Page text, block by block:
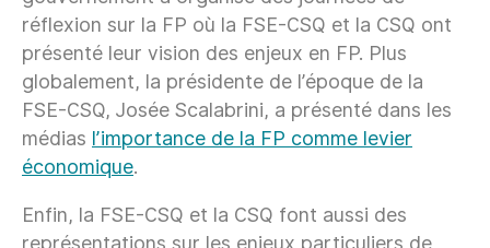
réflexion sur la FP où la FSE-CSQ et la CSQ ont
présenté leur vision des enjeux en FP. Plus
globalement, la présidente de l’époque de la
FSE-CSQ, Josée Scalabrini, a présenté dans les
médias l’importance de la FP comme levier
économique.
Enfin, la FSE-CSQ et la CSQ font aussi des
représentations sur les enjeux particuliers de